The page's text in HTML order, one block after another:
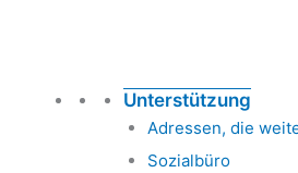
Unterstützung
Adressen, die
Sozialbüro